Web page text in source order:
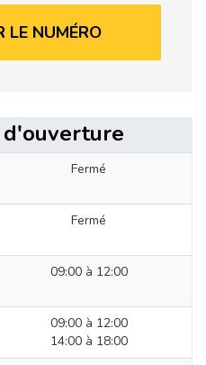
LE NUMÉRO
Fermé
Fermé
09:00 à 12:00
09:00 à 12:00
14:00 à 18:00